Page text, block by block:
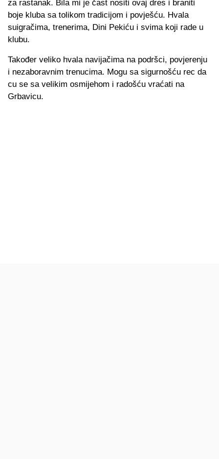
za rastanak. Bila mi je čast nositi ovaj dres i braniti
boje kluba sa tolikom tradicijom i povješću. Hvala
suigračima, trenerima, Dini Pekiću i svima koji rade u
klubu.
Također veliko hvala navijačima na podršci, povjerenju
i nezaboravnim trenucima. Mogu sa sigurnošću rec da
cu se sa velikim osmijehom i radošću vraćati na
Grbavicu.